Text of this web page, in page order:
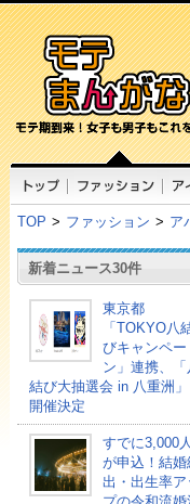
TOP > ファッション > ア
新着ニュース30件
東京都
「TOKYO八
びキャンペー
ン」連携、「
結び大抽選会 in 八重洲」
開催決定
すでに3,000人
が申込！結婚
出・出生率ア